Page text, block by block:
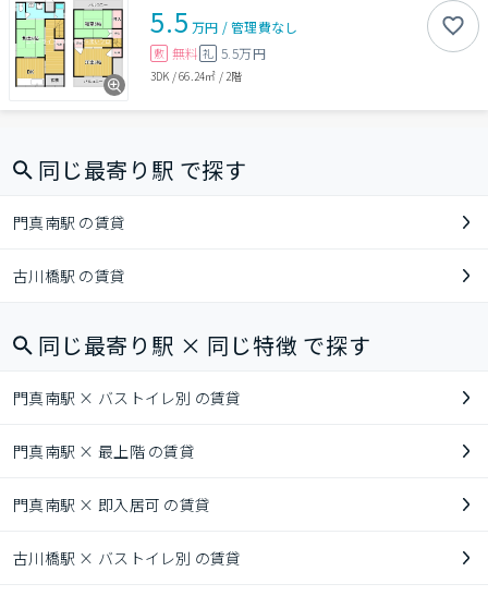
5.5 万円 /管理費なし
敷 無料 礼 5.5万円
3DK /66.24㎡ / 2階
同じ最寄り駅 で探す
門真南駅 の賃貸
古川橋駅 の賃貸
同じ最寄り駅 × 同じ特徴 で探す
門真南駅 × バストイレ別 の賃貸
門真南駅 × 最上階 の賃貸
門真南駅 × 即入居可 の賃貸
古川橋駅 × バストイレ別 の賃貸